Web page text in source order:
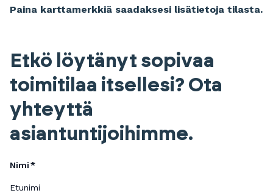
Paina karttamerkkiä saadaksesi lisätietoja tilasta.
Etkö löytänyt sopivaa
toimitilaa itsellesi? Ota
yhteyttä
asiantuntijoihimme.
Nimi
Etunimi